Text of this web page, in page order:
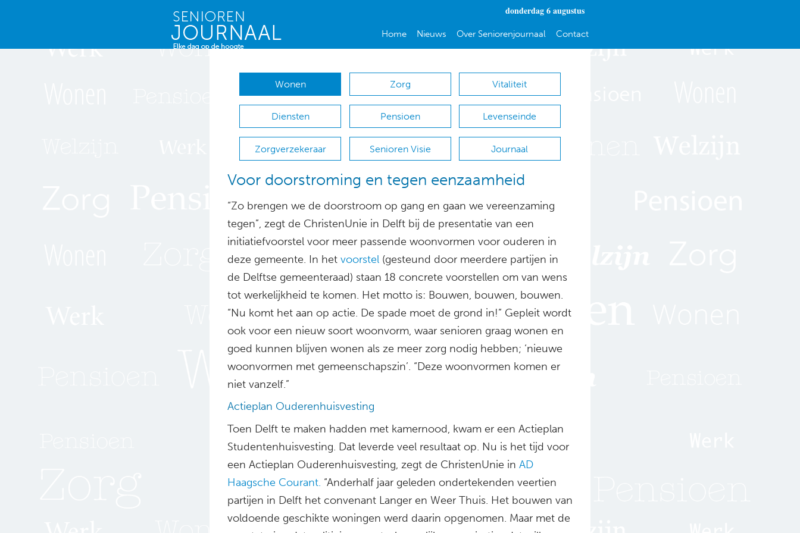
donderdag 6 augustus
Home Nieuws Over Seniorenjournaal Contact
Wonen Zorg Vitaliteit
Diensten Pensioen Levenseinde
Zorgverzekeraar Senioren Visie Journaal
Voor doorstroming en tegen eenzaamheid
“Zo brengen we de doorstroom op gang en gaan we vereenzaming
tegen”, zegt de ChristenUnie in Delft bij de presentatie van een
initiatiefvoorstel voor meer passende woonvormen voor ouderen in
deze gemeente. In het voorstel (gesteund door meerdere partijen in
de Delftse gemeenteraad) staan 18 concrete voorstellen om van wens
tot werkelijkheid te komen. Het motto is: Bouwen, bouwen, bouwen.
“Nu komt het aan op actie. De spade moet de grond in!” Gepleit wordt
ook voor een nieuw soort woonvorm, waar senioren graag wonen en
goed kunnen blijven wonen als ze meer zorg nodig hebben; ‘nieuwe
woonvormen met gemeenschapszin’. “Deze woonvormen komen er
niet vanzelf.”
Actieplan Ouderenhuisvesting
Toen Delft te maken hadden met kamernood, kwam er een Actieplan
Studentenhuisvesting. Dat leverde veel resultaat op. Nu is het tijd voor
een Actieplan Ouderenhuisvesting, zegt de ChristenUnie in AD
Haagsche Courant. “Anderhalf jaar geleden ondertekenden veertien
partijen in Delft het convenant Langer en Weer Thuis. Het bouwen van
voldoende geschikte woningen werd daarin opgenomen. Maar met de